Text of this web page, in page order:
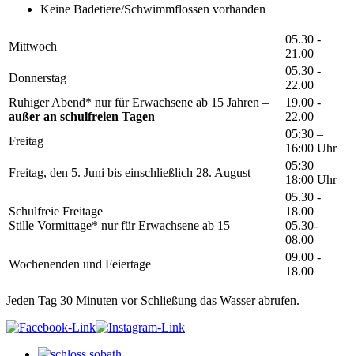
Keine Badetiere/Schwimmflossen vorhanden
Mittwoch
05.30 -
21.00
Donnerstag
05.30 -
22.00
Ruhiger Abend* nur für Erwachsene ab 15 Jahren –
außer an schulfreien Tagen
19.00 -
22.00
Freitag
05:30 –
16:00 Uhr
Freitag, den 5. Juni bis einschließlich 28. August
05:30 –
18:00 Uhr
Schulfreie Freitage
Stille Vormittage* nur für Erwachsene ab 15
05.30 -
18.00
05.30-
08.00
Wochenenden und Feiertage
09.00 -
18.00
Jeden Tag 30 Minuten vor Schließung das Wasser abrufen.